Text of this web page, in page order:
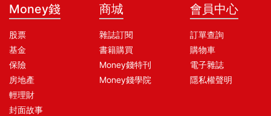
Money錢
股票
基金
保險
房地產
輕理財
封面故事
商城
雜誌訂閱
書籍購買
Money錢特刊
Money錢學院
會員中心
訂單查詢
購物車
電子雜誌
隱私權聲明